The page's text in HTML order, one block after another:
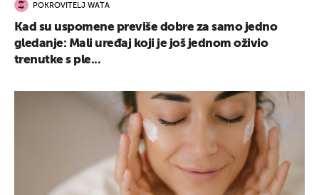
POKROVITELJ WATA
Kad su uspomene previše dobre za samo jedno
gledanje: Mali uređaj koji je još jednom oživio
trenutke s ple...